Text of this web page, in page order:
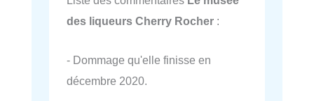
des liqueurs Cherry Rocher :
- Dommage qu'elle finisse en
décembre 2020.